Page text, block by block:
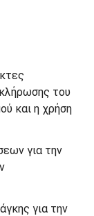
του
και η χρήση
για την
για την